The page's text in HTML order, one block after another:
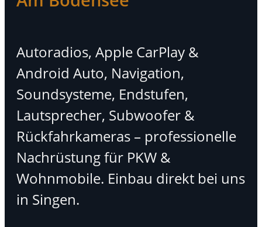
Autoradios, Apple CarPlay &
Android Auto, Navigation,
Soundsysteme, Endstufen,
Lautsprecher, Subwoofer &
Rückfahrkameras – professionelle
Nachrüstung für PKW &
Wohnmobile. Einbau direkt bei uns
in Singen.